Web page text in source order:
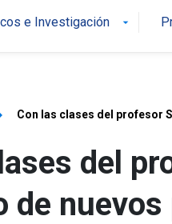
e Investigación arrow_drop_down
Con las clases del profesor
del
de